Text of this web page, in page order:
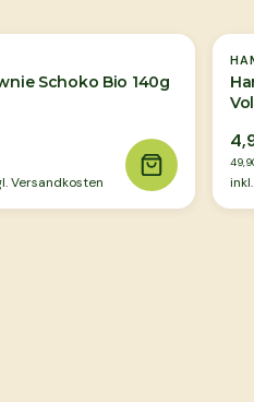
Schoko Bio 140g
Versandkosten inkl.